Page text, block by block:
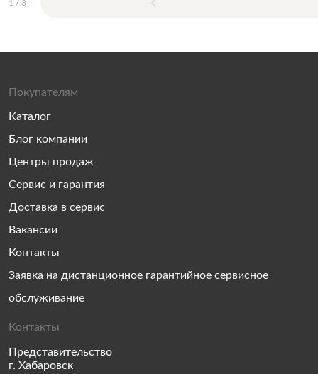
1 / 3
Покупателям
Каталог
Блог компании
Центры продаж
Сервис и гарантия
Доставка в сервис
Вакансии
Контакты
Заявка на дистанционное гарантийное сервисное
обслуживание
Контакты
Представительство
г. Хабаровск